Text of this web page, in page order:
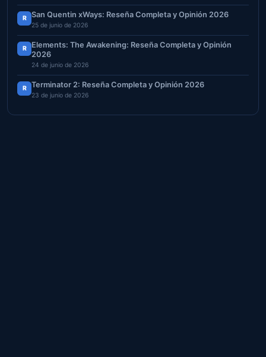
R San Quentin xWays: Reseña Completa y Opinión 2026
25 de junio de 2026
R
Elements: The Awakening: Reseña Completa y Opinión
2026
24 de junio de 2026
R Terminator 2: Reseña Completa y Opinión 2026
23 de junio de 2026